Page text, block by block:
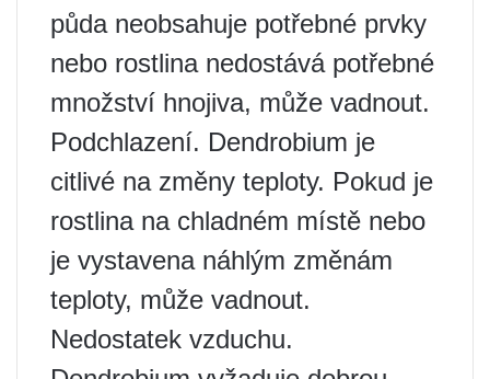
půda neobsahuje potřebné prvky
nebo rostlina nedostává potřebné
množství hnojiva, může vadnout.
Podchlazení. Dendrobium je
citlivé na změny teploty. Pokud je
rostlina na chladném místě nebo
je vystavena náhlým změnám
teploty, může vadnout.
Nedostatek vzduchu.